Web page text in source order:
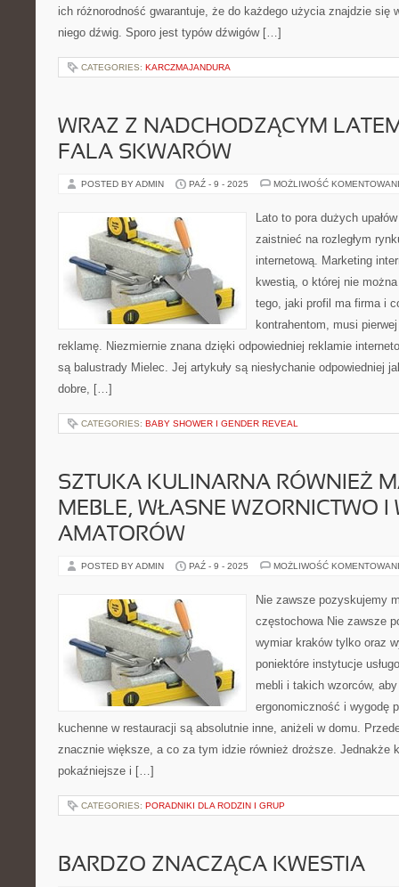
ich różnorodność gwarantuje, że do każdego użycia znajdzie się
niego dźwig. Sporo jest typów dźwigów […]
CATEGORIES: KARCZMAJANDURA
WRAZ Z NADCHODZĄCYM
FALA SKWARÓW
POSTED BY ADMIN PAŹ - 9 - 2025 MOŻLIWOŚĆ
Lato to pora dużych
zaistnieć na rozległym
internetową. Marketing
kwestią, o której nie
tego, jaki profil ma firma i
kontrahentom, musi
reklamę. Niezmiernie znana dzięki odpowiedniej reklamie
są balustrady Mielec. Jej artykuły są niesłychanie odpowiedniej
dobre, […]
CATEGORIES: BABY SHOWER I GENDER REVEAL
SZTUKA KULINARNA RÓWNIEŻ
MEBLE, WŁASNE WZORNICTWO I
AMATORÓW
POSTED BY ADMIN PAŹ - 9 - 2025 MOŻLIWOŚĆ
Nie zawsze pozyskujemy
częstochowa Nie zawsze
wymiar kraków tylko oraz
poniektóre instytucje
mebli i takich wzorców,
ergonomiczność i wygodę
kuchenne w restauracji są absolutnie inne, aniżeli w domu.
znacznie większe, a co za tym idzie również droższe. Jednakże
pokaźniejsze i […]
CATEGORIES: PORADNIKI DLA RODZIN I GRUP
BARDZO ZNACZĄCA KWESTIA